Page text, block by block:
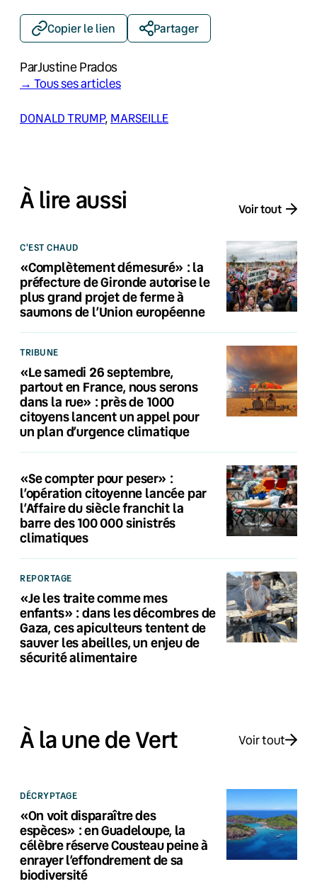
Copier le lien Partager
ParJustine Prados
→ Tous ses articles
DONALD TRUMP, MARSEILLE
À lire aussi Voir tout
C'EST CHAUD
«Complètement démesuré» : la
préfecture de Gironde autorise le
plus grand projet de ferme à
saumons de l’Union européenne
TRIBUNE
«Le samedi 26 septembre,
partout en France, nous serons
dans la rue» : près de 1000
citoyens lancent un appel pour
un plan d’urgence climatique
«Se compter pour peser» :
l’opération citoyenne lancée par
l’Affaire du siècle franchit la
barre des 100 000 sinistrés
climatiques
REPORTAGE
«Je les traite comme mes
enfants» : dans les décombres de
Gaza, ces apiculteurs tentent de
sauver les abeilles, un enjeu de
sécurité alimentaire
À la une de Vert Voir tout
DÉCRYPTAGE
«On voit disparaître des
espèces» : en Guadeloupe, la
célèbre réserve Cousteau peine à
enrayer l’effondrement de sa
biodiversité